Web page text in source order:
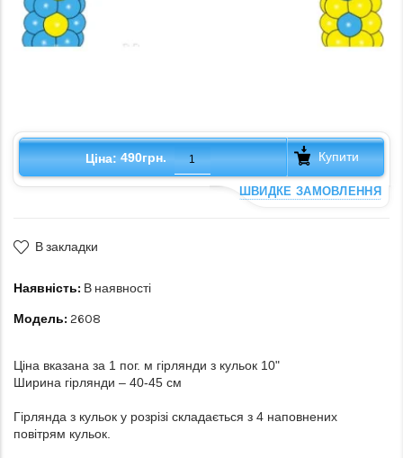
Ціна: 490грн. Купити
ШВИДКЕ ЗАМОВЛЕННЯ
В закладки
Наявність: В наявності
Модель: 2608
Ціна вказана за 1 пог. м гірлянди з кульок 10"
Ширина гірлянди – 40-45 см
Гірлянда з кульок у розрізі складається з 4 наповнених
повітрям кульок.